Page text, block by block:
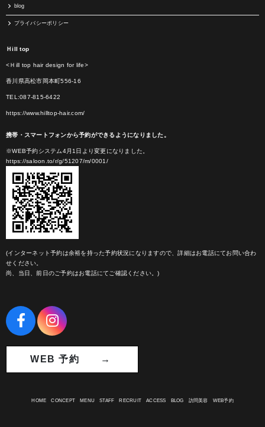
blog
プライバシーポリシー
Ｈill top
<Ｈill top hair design for life>
香川県高松市岡本町556-16
TEL:087-815-6422
https://www.hilltop-hair.com/
携帯・スマートフォンから予約ができるようになりました。
※WEB予約システム4月1日より変更になりました。
https://saloon.to/r/g/51207/m/0001/
(インターネット予約は余裕を持った予約状況になりますので、詳細はお電話にてお問い合わ
せください。
尚、当日、前日のご予約はお電話にてご確認ください。)
WEB 予約 →
HOME CONCEPT MENU STAFF RECRUIT ACCESS BLOG 訪問美容 WEB予約